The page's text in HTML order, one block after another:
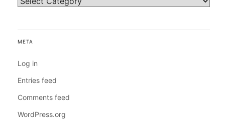
META
Log in
Entries feed
Comments feed
WordPress.org